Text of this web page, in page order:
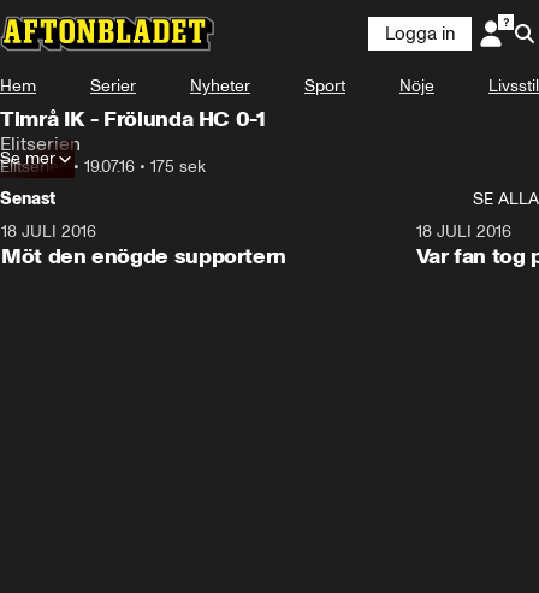
Logga in
Hem Serier Nyheter Sport Nöje Livsstil
Timrå IK - Frölunda HC 0-1
Elitserien
Elitserien• 19.07.16 • 175 sek
Se mer
Senast
SE ALLA
18 JULI 2016
Möt den enögde supportern
18 JULI 2016
Var fan tog